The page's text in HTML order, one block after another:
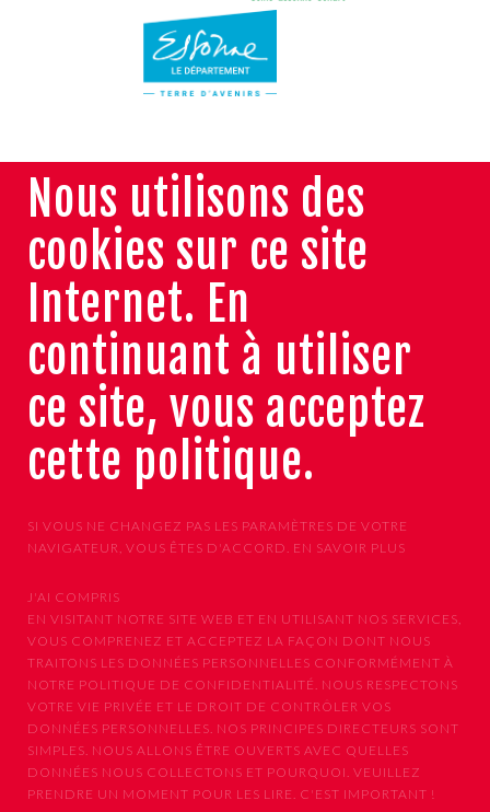
Nous utilisons des
cookies sur ce site
Internet. En
continuant à utiliser
ce site, vous acceptez
cette politique.
SI VOUS NE CHANGEZ PAS LES PARAMÈTRES DE VOTRE
NAVIGATEUR, VOUS ÊTES D'ACCORD. EN SAVOIR PLUS
J'AI COMPRIS
EN VISITANT NOTRE SITE WEB ET EN UTILISANT NOS SERVICES,
VOUS COMPRENEZ ET ACCEPTEZ LA FAÇON DONT NOUS
TRAITONS LES DONNÉES PERSONNELLES CONFORMÉMENT À
NOTRE POLITIQUE DE CONFIDENTIALITÉ. NOUS RESPECTONS
VOTRE VIE PRIVÉE ET LE DROIT DE CONTRÔLER VOS
DONNÉES PERSONNELLES. NOS PRINCIPES DIRECTEURS SONT
SIMPLES. NOUS ALLONS ÊTRE OUVERTS AVEC QUELLES
DONNÉES NOUS COLLECTONS ET POURQUOI. VEUILLEZ
PRENDRE UN MOMENT POUR LES LIRE. C'EST IMPORTANT !